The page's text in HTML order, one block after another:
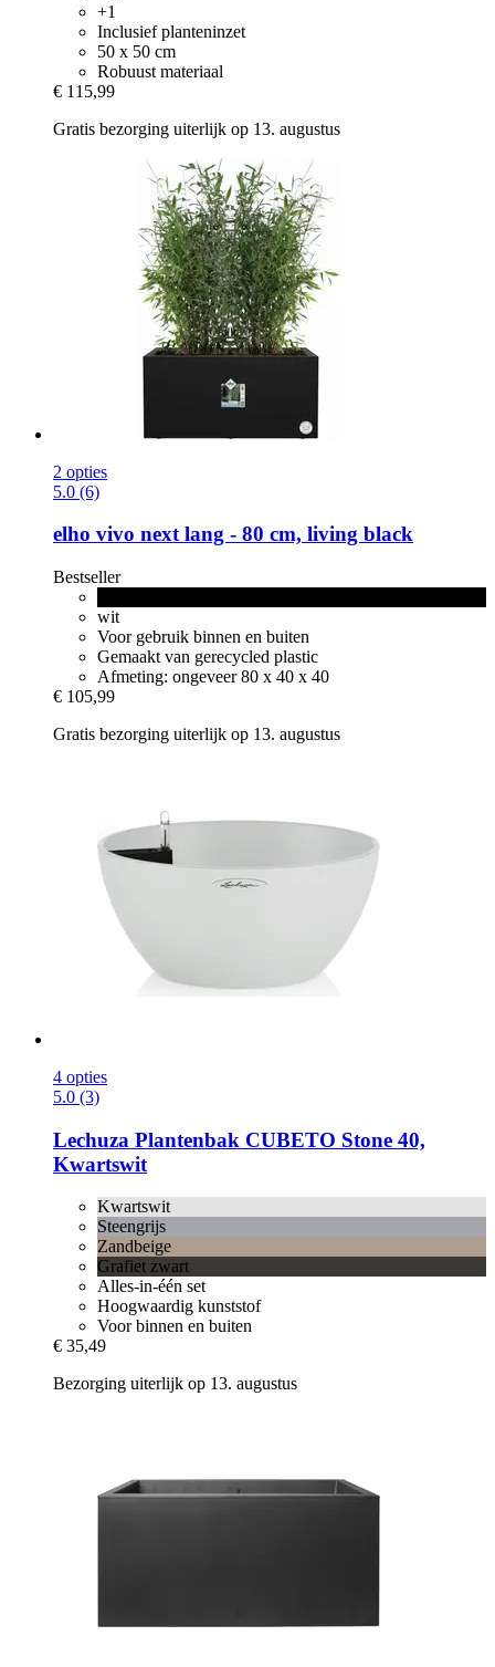
+1
Inclusief planteninzet
50 x 50 cm
Robuust materiaal
€ 115,99
Gratis bezorging uiterlijk op 13. augustus
2 opties
5.0 (6)
elho vivo next lang -​ 80 cm, living black
Bestseller
wit
Voor gebruik binnen en buiten
Gemaakt van gerecycled plastic
Afmeting: ongeveer 80 x 40 x 40
€ 105,99
Gratis bezorging uiterlijk op 13. augustus
4 opties
5.0 (3)
Lechuza Plantenbak CUBETO Stone 40,
Kwartswit
Kwartswit
Steengrijs
Zandbeige
Grafiet zwart
Alles-in-één set
Hoogwaardig kunststof
Voor binnen en buiten
€ 35,49
Bezorging uiterlijk op 13. augustus